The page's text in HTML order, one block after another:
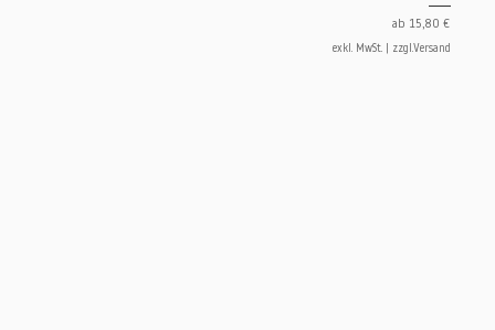
ab 15,80 €
Sale-Preis
exkl. MwSt. zzgl.Versand